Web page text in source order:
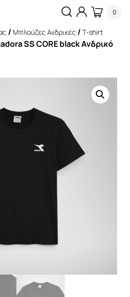
0
/ Μπλούζες Ανδρικές / T-shirt
SS CORE black Ανδρικό